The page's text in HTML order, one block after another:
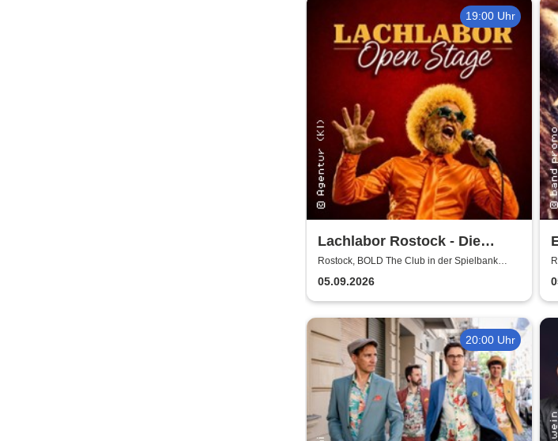
19:00 Uhr
Lachlabor Rostock - Die
Comedy-Testbühne im BOLD
The Club
Rostock, BOLD The Club in der Spielbank
Rostock
05.09.2026
20:00 Uhr